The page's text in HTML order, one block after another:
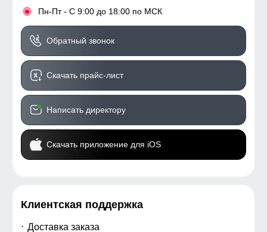
• Пн-Пт - С 9:00 до 18:00 по МСК
Обратный звонок
Скачать прайс-лист
Написать директору
Скачать приложение для iOS
Клиентская поддержка
Доставка заказа